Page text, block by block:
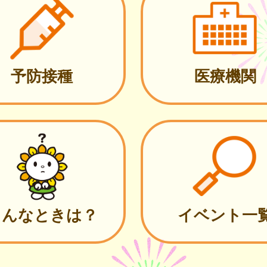
予防接種 医療機関
なときは？ イベント一